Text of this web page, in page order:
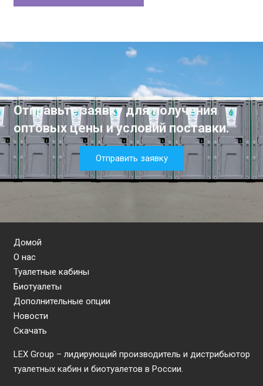
Отправьте заявку для получения
оптовых цены и условий поставки.
Отправить заявку
Домой
О нас
Туалетные кабины
Биотуалеты
Дополнительные опции
Новости
Скачать
LEX Group – лидирующий производитель и дистрибьютор
туалетных кабин и биотуалетов в России.